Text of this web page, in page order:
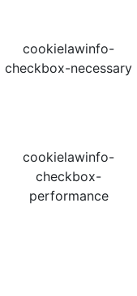
cookielawinfo-
checkbox-necessary
cookielawinfo-
checkbox-
performance